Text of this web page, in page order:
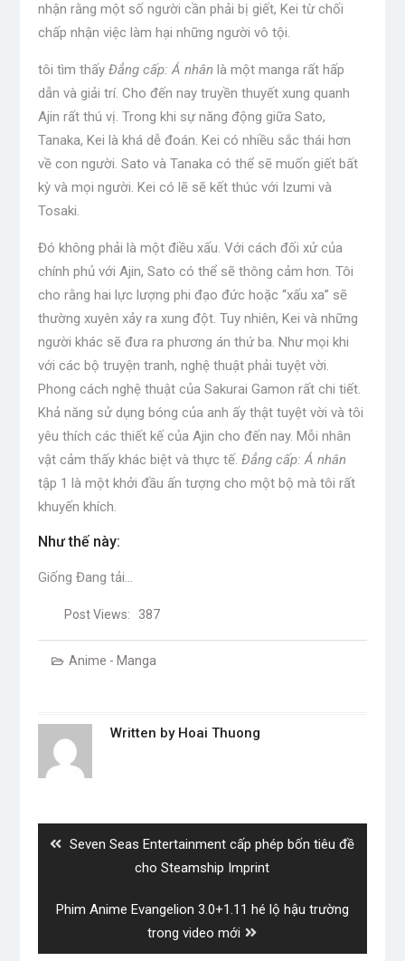
nhận rằng một số người cần phải bị giết, Kei từ chối
chấp nhận việc làm hại những người vô tội.
tôi tìm thấy Đẳng cấp: Á nhân là một manga rất hấp
dẫn và giải trí. Cho đến nay truyền thuyết xung quanh
Ajin rất thú vị. Trong khi sự năng động giữa Sato,
Tanaka, Kei là khá dễ đoán. Kei có nhiều sắc thái hơn
về con người. Sato và Tanaka có thể sẽ muốn giết bất
kỳ và mọi người. Kei có lẽ sẽ kết thúc với Izumi và
Tosaki.
Đó không phải là một điều xấu. Với cách đối xử của
chính phủ với Ajin, Sato có thể sẽ thông cảm hơn. Tôi
cho rằng hai lực lượng phi đạo đức hoặc “xấu xa” sẽ
thường xuyên xảy ra xung đột. Tuy nhiên, Kei và những
người khác sẽ đưa ra phương án thứ ba. Như mọi khi
với các bộ truyện tranh, nghệ thuật phải tuyệt vời.
Phong cách nghệ thuật của Sakurai Gamon rất chi tiết.
Khả năng sử dụng bóng của anh ấy thật tuyệt vời và tôi
yêu thích các thiết kế của Ajin cho đến nay. Mỗi nhân
vật cảm thấy khác biệt và thực tế. Đẳng cấp: Á nhân
tập 1 là một khởi đầu ấn tượng cho một bộ mà tôi rất
khuyến khích.
Như thế này:
Giống Đang tải…
Post Views: 387
Anime - Manga
Written by Hoai Thuong
Previous
Seven Seas Entertainment cấp phép bốn tiêu đề
cho Steamship Imprint
Next
Phim Anime Evangelion 3.0+1.11 hé lộ hậu trường
trong video mới